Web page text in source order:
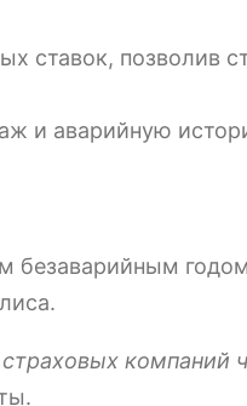
ставок, позволив
и аварийную
безаварийным
компаний